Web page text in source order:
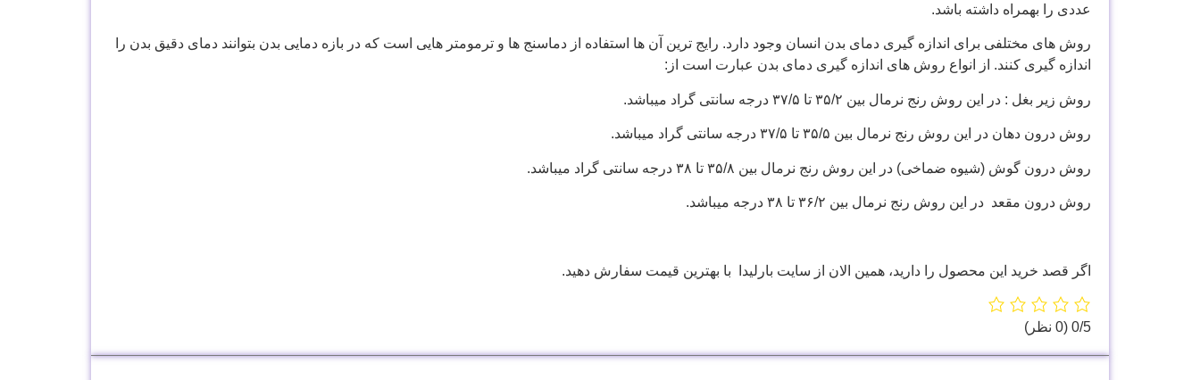
عددی را بهمراه داشته باشد.
روش های مختلفی برای اندازه گیری دمای بدن انسان وجود دارد. رایج ترین آن ها استفاده از دماسنج ها و ترمومتر هایی است که در بازه دمایی بدن بتوانند دمای دقیق بدن را
اندازه گیری کنند. از انواع روش های اندازه گیری دمای بدن عبارت است از:
روش زیر بغل : در این روش رنج نرمال بین ۳۵/۲ تا ۳۷/۵ درجه سانتی گراد میباشد.
روش درون دهان در این روش رنج نرمال بین ۳۵/۵ تا ۳۷/۵ درجه سانتی گراد میباشد.
روش درون گوش (شیوه ضماخی) در این روش رنج نرمال بین ۳۵/۸ تا ۳۸ درجه سانتی گراد میباشد.
روش درون مقعد در این روش رنج نرمال بین ۳۶/۲ تا ۳۸ درجه میباشد.
اگر قصد خرید این محصول را دارید، همین الان از سایت بارلیدا با بهترین قیمت سفارش دهید.
‫0/5 ‫(0 نظر)